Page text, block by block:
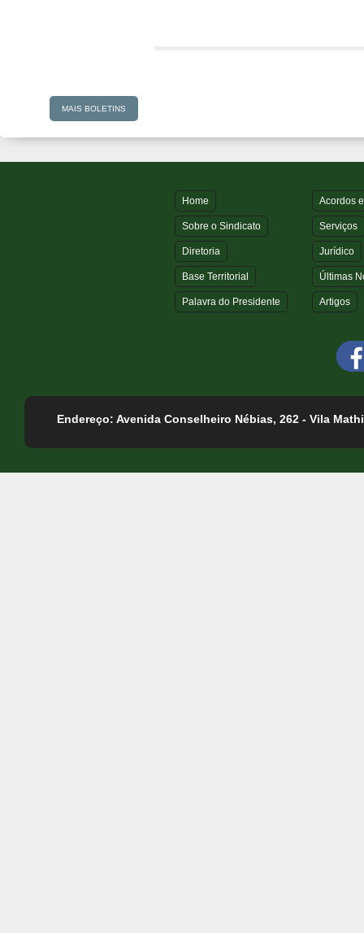
MAIS BOLETINS
Home
Sobre o Sindicato
Diretoria
Base Territorial
Palavra do Presidente
Acordos
Serviços
Jurídico
Últimas
Artigos
Endereço: Avenida Conselheiro Nébias, 262 - Vila